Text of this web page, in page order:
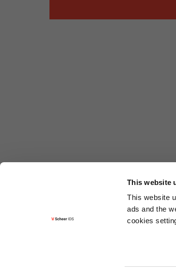
This website
This website
ads and the
cookies